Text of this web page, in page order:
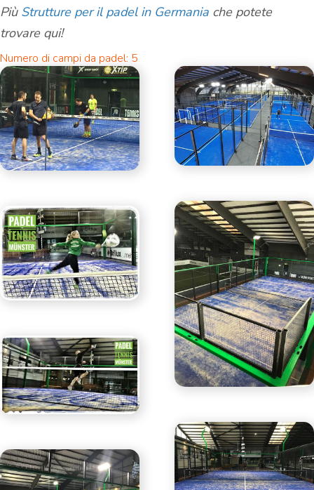
Più Strutture per il padel in Germania che potete
trovare qui!
Numero di campi da padel: 5